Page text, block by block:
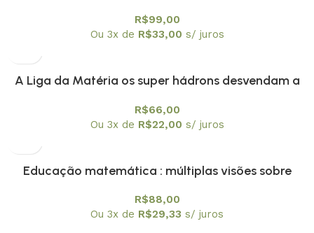
R$99,00
Ou 3x de R$33,00 s/ juros
A Liga da Matéria os super hádrons desvendam a
R$66,00
Ou 3x de R$22,00 s/ juros
Educação matemática : múltiplas visões sobre
R$88,00
Ou 3x de R$29,33 s/ juros